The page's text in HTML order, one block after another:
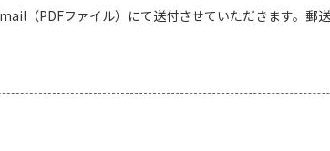
（PDFファイル）にて送付させていただきます。郵